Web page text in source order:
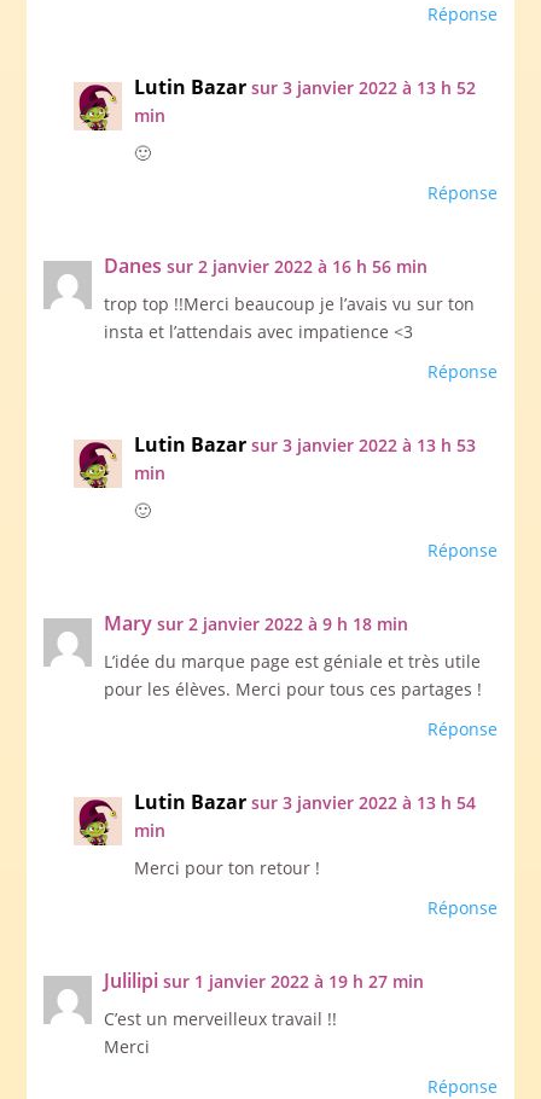
Réponse
Lutin Bazar sur 3 janvier 2022 à 13 h 52
min
🙂
Réponse
Danes sur 2 janvier 2022 à 16 h 56 min
trop top !!Merci beaucoup je l’avais vu sur ton
insta et l’attendais avec impatience <3
Réponse
Lutin Bazar sur 3 janvier 2022 à 13 h 53
min
🙂
Réponse
Mary sur 2 janvier 2022 à 9 h 18 min
L’idée du marque page est géniale et très utile
pour les élèves. Merci pour tous ces partages !
Réponse
Lutin Bazar sur 3 janvier 2022 à 13 h 54
min
Merci pour ton retour !
Réponse
Julilipi sur 1 janvier 2022 à 19 h 27 min
C’est un merveilleux travail !!
Merci
Réponse